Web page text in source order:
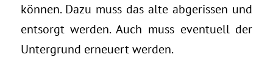
können. Dazu muss das alte abgerissen und
entsorgt werden. Auch muss eventuell der
Untergrund erneuert werden.